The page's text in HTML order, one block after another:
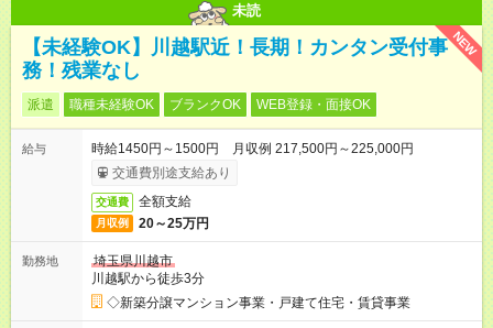
未読
NEW
【未経験OK】川越駅近！長期！カンタン受付事
務！残業なし
派遣 職種未経験OK ブランクOK WEB登録・面接OK
給与
時給1450円～1500円 月収例 217,500円～225,000円
交通費別途支給あり
交通費 全額支給
月収例 20～25万円
勤務地
埼玉県川越市
川越駅から徒歩3分
◇新築分譲マンション事業・戸建て住宅・賃貸事業